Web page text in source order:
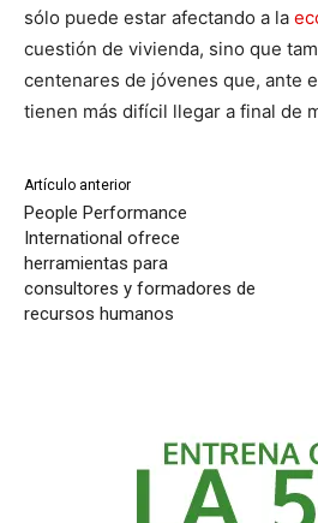
sólo puede estar afectando a la
cuestión de vivienda, sino que
centenares de jóvenes que, ante
tienen más difícil llegar a final de
Artículo anterior
People Performance
International ofrece
herramientas para
consultores y formadores de
recursos humanos